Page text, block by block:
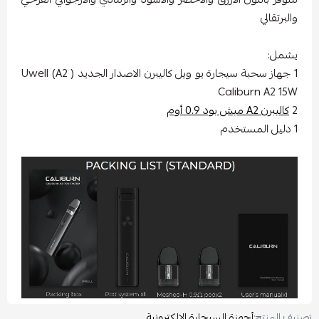
1 جهاز سحبة سيجارة يو ويل كاليبرن الاصدار الجديد ( A2) Uwell
Caliburn A2
كاليبرن A2 ميش بود 0.9 أوم